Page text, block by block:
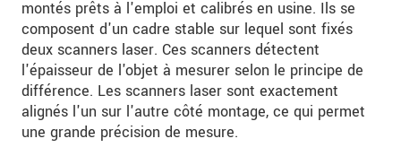
montés prêts à l'emploi et calibrés en usine. Ils se
composent d'un cadre stable sur lequel sont fixés
deux scanners laser. Ces scanners détectent
l'épaisseur de l'objet à mesurer selon le principe de
différence. Les scanners laser sont exactement
alignés l'un sur l'autre côté montage, ce qui permet
une grande précision de mesure.